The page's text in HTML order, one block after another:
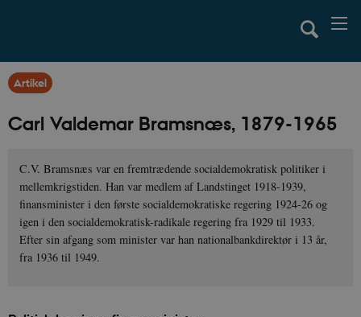
Artikel
Carl Valdemar Bramsnæs, 1879-1965
C.V. Bramsnæs var en fremtrædende socialdemokratisk politiker i
mellemkrigstiden. Han var medlem af Landstinget 1918-1939,
finansminister i den første socialdemokratiske regering 1924-26 og
igen i den socialdemokratisk-radikale regering fra 1929 til 1933.
Efter sin afgang som minister var han nationalbankdirektør i 13 år,
fra 1936 til 1949.